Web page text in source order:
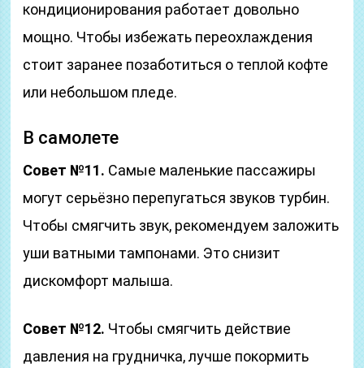
кондиционирования работает довольно
мощно. Чтобы избежать переохлаждения
стоит заранее позаботиться о теплой кофте
или небольшом пледе.
В самолете
Совет №11. Самые маленькие пассажиры
могут серьёзно перепугаться звуков турбин.
Чтобы смягчить звук, рекомендуем заложить
уши ватными тампонами. Это снизит
дискомфорт малыша.
Совет №12. Чтобы смягчить действие
давления на грудничка, лучше покормить